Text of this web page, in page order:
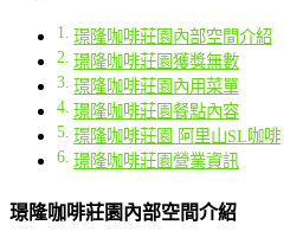
璟隆咖啡莊園內部空間介紹
璟隆咖啡莊園獲獎無數
璟隆咖啡莊園內用菜單
璟隆咖啡莊園餐點內容
璟隆咖啡莊園 阿里山SL咖啡
璟隆咖啡莊園營業資訊
璟隆咖啡莊園內部空間介紹